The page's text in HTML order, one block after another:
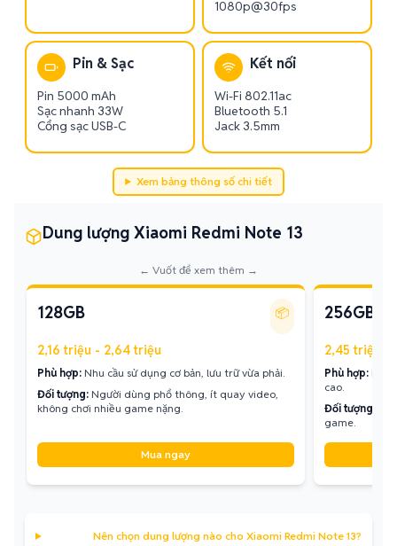
1080p@30fps
Pin & Sạc
Pin 5000 mAh
Sạc nhanh 33W
Cổng sạc USB-C
Kết nối
Wi-Fi 802.11ac
Bluetooth 5.1
Jack 3.5mm
Xem bảng thông số chi tiết
Dung lượng Xiaomi Redmi Note 13
← Vuốt để xem thêm →
128GB 📦
2,16 triệu - 2,64 triệu
Phù hợp: Nhu cầu sử dụng cơ bản, lưu trữ vừa phải.
Đối tượng: Người dùng phổ thông, ít quay video,
không chơi nhiều game nặng.
Mua ngay
256GB
2,45 triệu -
Phù hợp:
cao.
Đối tượng:
game.
Nên chọn dung lượng nào cho Xiaomi Redmi Note 13?